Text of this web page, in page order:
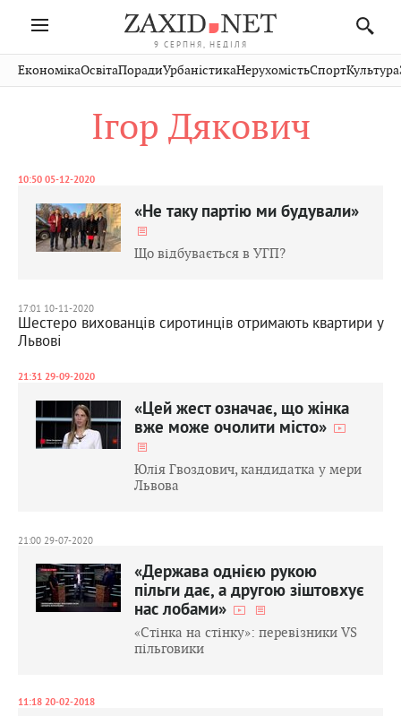
9 СЕРПНЯ, НЕДІЛЯ
Івано-
Франківськ
Волинь
Рівне
Чернівці
Стрий
Хмельницький
Публікації
Авто СловкоКультура
Кіно Дім СпортКраєзнавство
ЕкономікаОсвітаПорадиУрбаністикаНерухомістьСпортКультура
Ігор Дякович
10:50 05-12-2020
«Не таку партію ми будували»
Що відбувається в УГП?
17:01 10-11-2020
Шестеро вихованців сиротинців отримають квартири у
Львові
21:31 29-09-2020
«Цей жест означає, що жінка
вже може очолити місто»
Юлія Гвоздович, кандидатка у мери
Львова
21:00 29-07-2020
«Держава однією рукою
пільги дає, а другою зіштовхує
нас лобами»
«Стінка на стінку»: перевізники VS
пільговики
11:18 20-02-2018